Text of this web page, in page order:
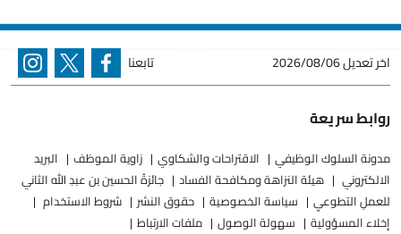
اخر تعديل2026/08/06 تابعنا
روابط سريعة
مدونة السلوك الوظيفي الاقتراحات والشكاوي زاوية الموظف
البريد
الالكتروني
هيئة النزاهة ومكافحة الفساد
جائزةُ الحسين بن عبدِ الله الثاني
للعملِ التطوعيِ
سياسة الخصوصية حقوق النشر
شروط الاستخدام
إخلاء المسؤولية
سهولة الوصول ملفات الارتباط